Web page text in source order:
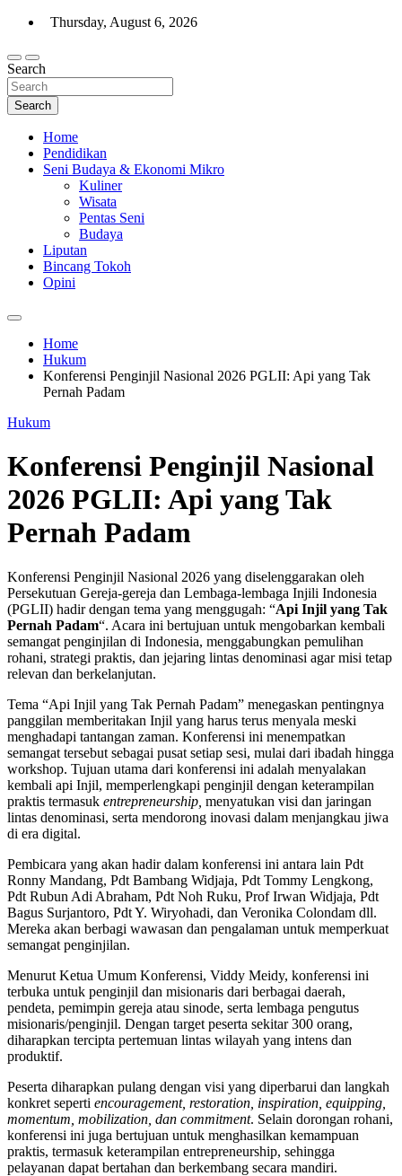
Skip
content
Thursday, August 6, 2026
Warta Indo
Search
Search
Home
Pendidikan
Seni Budaya & Ekonomi Mikro
Kuliner
Wisata
Pentas Seni
Budaya
Liputan
Bincang Tokoh
Opini
Home
Hukum
Konferensi Penginjil Nasional 2026 PGLII: Api yang Tak
Pernah Padam
Hukum
Konferensi Penginjil Nasional
2026 PGLII: Api yang Tak
Pernah Padam
Konferensi Penginjil Nasional 2026 yang diselenggarakan oleh
Persekutuan Gereja-gereja dan Lembaga-lembaga Injili Indonesia
(PGLII) hadir dengan tema yang menggugah: “Api Injil yang Tak
Pernah Padam“. Acara ini bertujuan untuk mengobarkan kembali
semangat penginjilan di Indonesia, menggabungkan pemulihan
rohani, strategi praktis, dan jejaring lintas denominasi agar misi tetap
relevan dan berkelanjutan.
Tema “Api Injil yang Tak Pernah Padam” menegaskan pentingnya
panggilan memberitakan Injil yang harus terus menyala meski
menghadapi tantangan zaman. Konferensi ini menempatkan
semangat tersebut sebagai pusat setiap sesi, mulai dari ibadah hingga
workshop. Tujuan utama dari konferensi ini adalah menyalakan
kembali api Injil, memperlengkapi penginjil dengan keterampilan
praktis termasuk entrepreneurship, menyatukan visi dan jaringan
lintas denominasi, serta mendorong inovasi dalam menjangkau jiwa
di era digital.
Pembicara yang akan hadir dalam konferensi ini antara lain Pdt
Ronny Mandang, Pdt Bambang Widjaja, Pdt Tommy Lengkong,
Pdt Rubun Adi Abraham, Pdt Noh Ruku, Prof Irwan Widjaja, Pdt
Bagus Surjantoro, Pdt Y. Wiryohadi, dan Veronika Colondam dll.
Mereka akan berbagi wawasan dan pengalaman untuk memperkuat
semangat penginjilan.
Menurut Ketua Umum Konferensi, Viddy Meidy, konferensi ini
terbuka untuk penginjil dan misionaris dari berbagai daerah,
pendeta, pemimpin gereja atau sinode, serta lembaga pengutus
misionaris/penginjil. Dengan target peserta sekitar 300 orang,
diharapkan tercipta pertemuan lintas wilayah yang intens dan
produktif.
Peserta diharapkan pulang dengan visi yang diperbarui dan langkah
konkret seperti encouragement, restoration, inspiration, equipping,
momentum, mobilization, dan commitment. Selain dorongan rohani,
konferensi ini juga bertujuan untuk menghasilkan kemampuan
praktis, termasuk keterampilan entrepreneurship, sehingga
pelayanan dapat bertahan dan berkembang secara mandiri.